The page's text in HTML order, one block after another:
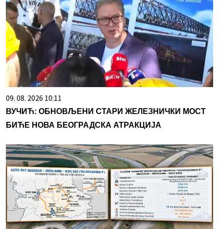
09. 08. 2026 10:11
ВУЧИЋ: ОБНОВЉЕНИ СТАРИ ЖЕЛЕЗНИЧКИ МОСТ
БИЋЕ НОВА БЕОГРАДСКА АТРАКЦИЈА